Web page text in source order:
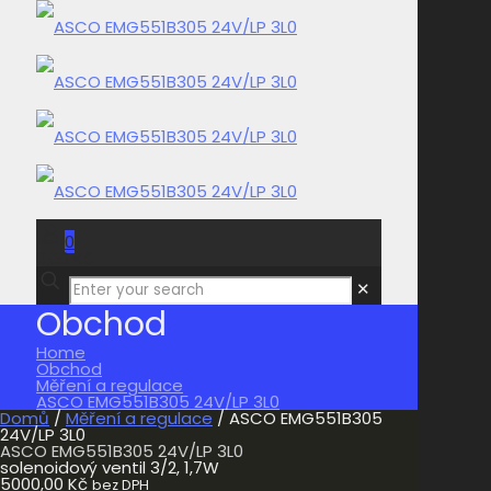
0
0,00 Kč
✕
Obchod
Home
Obchod
Měření a regulace
ASCO EMG551B305 24V/LP 3L0
Domů / Měření a regulace / ASCO EMG551B305
24V/LP 3L0
ASCO EMG551B305 24V/LP 3L0
solenoidový ventil 3/2, 1,7W
5000,00 Kč bez DPH